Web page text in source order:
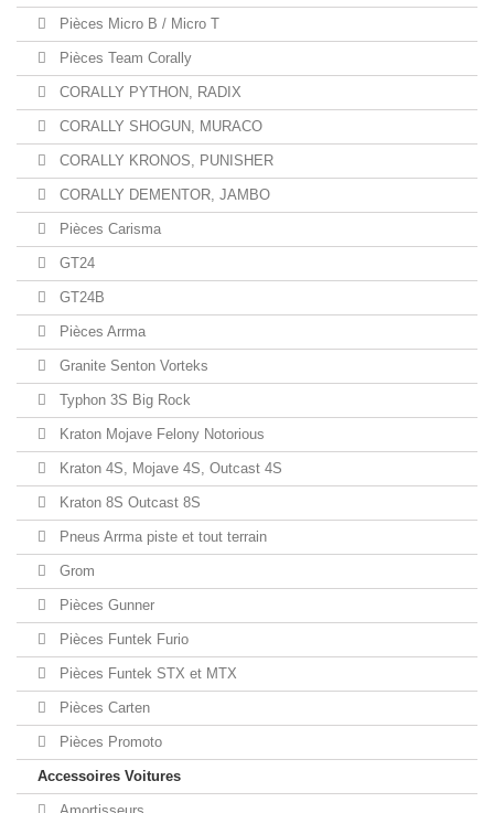
Pièces Micro B / Micro T
Pièces Team Corally
CORALLY PYTHON, RADIX
CORALLY SHOGUN, MURACO
CORALLY KRONOS, PUNISHER
CORALLY DEMENTOR, JAMBO
Pièces Carisma
GT24
GT24B
Pièces Arrma
Granite Senton Vorteks
Typhon 3S Big Rock
Kraton Mojave Felony Notorious
Kraton 4S, Mojave 4S, Outcast 4S
Kraton 8S Outcast 8S
Pneus Arrma piste et tout terrain
Grom
Pièces Gunner
Pièces Funtek Furio
Pièces Funtek STX et MTX
Pièces Carten
Pièces Promoto
Accessoires Voitures